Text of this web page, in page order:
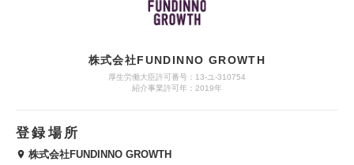
株式会社FUNDINNO GROWTH
厚生労働大臣許可番号：13-ユ-310754
紹介事業許可年：2019年
登録場所
株式会社FUNDINNO GROWTH